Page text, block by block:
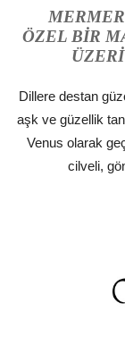
ÖZEL BİR
Dillere destan
aşk ve güzellik
Venus olarak
cilveli,